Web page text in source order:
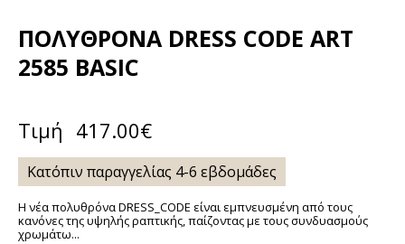
ΠΟΛΥΘΡΌΝΑ DRESS CODE ART
2585 BASIC
Τιμή 417.00€
Κατόπιν παραγγελίας 4-6 εβδομάδες
Η νέα πολυθρόνα DRESS_CODE είναι εμπνευσμένη από τους
κανόνες της υψηλής ραπτικής, παίζοντας με τους συνδυασμούς
χρωμάτω...